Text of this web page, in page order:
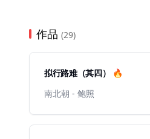
作品 (29)
拟行路难（其四） 🔥
南北朝 - 鲍照